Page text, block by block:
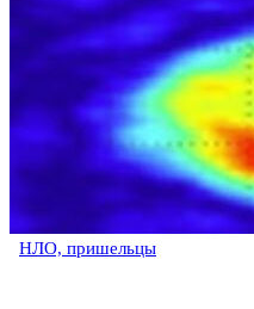
НЛО, пришельцы